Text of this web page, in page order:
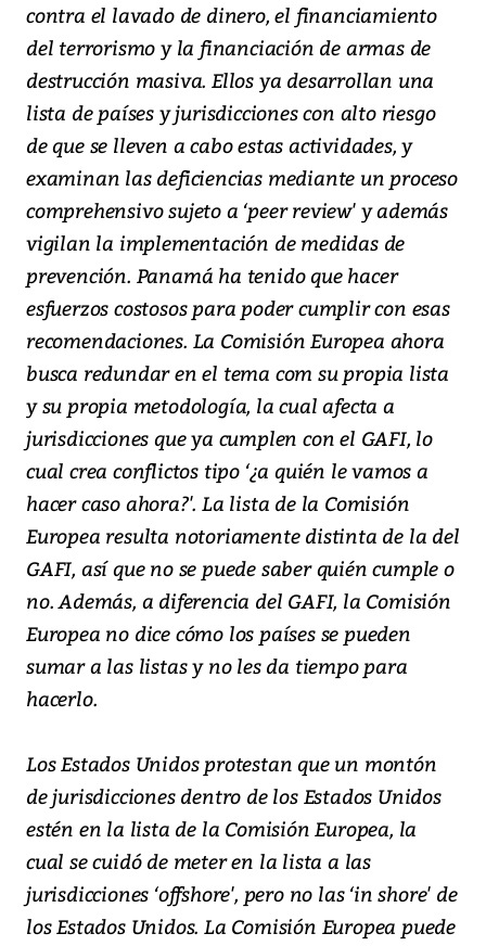
contra el lavado de dinero, el financiamiento
del terrorismo y la financiación de armas de
destrucción masiva. Ellos ya desarrollan una
lista de países y jurisdicciones con alto riesgo
de que se lleven a cabo estas actividades, y
examinan las deficiencias mediante un proceso
comprehensivo sujeto a ‘peer review' y además
vigilan la implementación de medidas de
prevención. Panamá ha tenido que hacer
esfuerzos costosos para poder cumplir con esas
recomendaciones. La Comisión Europea ahora
busca redundar en el tema com su propia lista
y su propia metodología, la cual afecta a
jurisdicciones que ya cumplen con el GAFI, lo
cual crea conflictos tipo ‘¿a quién le vamos a
hacer caso ahora?'. La lista de la Comisión
Europea resulta notoriamente distinta de la del
GAFI, así que no se puede saber quién cumple o
no. Además, a diferencia del GAFI, la Comisión
Europea no dice cómo los países se pueden
sumar a las listas y no les da tiempo para
hacerlo.
Los Estados Unidos protestan que un montón
de jurisdicciones dentro de los Estados Unidos
estén en la lista de la Comisión Europea, la
cual se cuidó de meter en la lista a las
jurisdicciones ‘offshore', pero no las ‘in shore' de
los Estados Unidos. La Comisión Europea puede